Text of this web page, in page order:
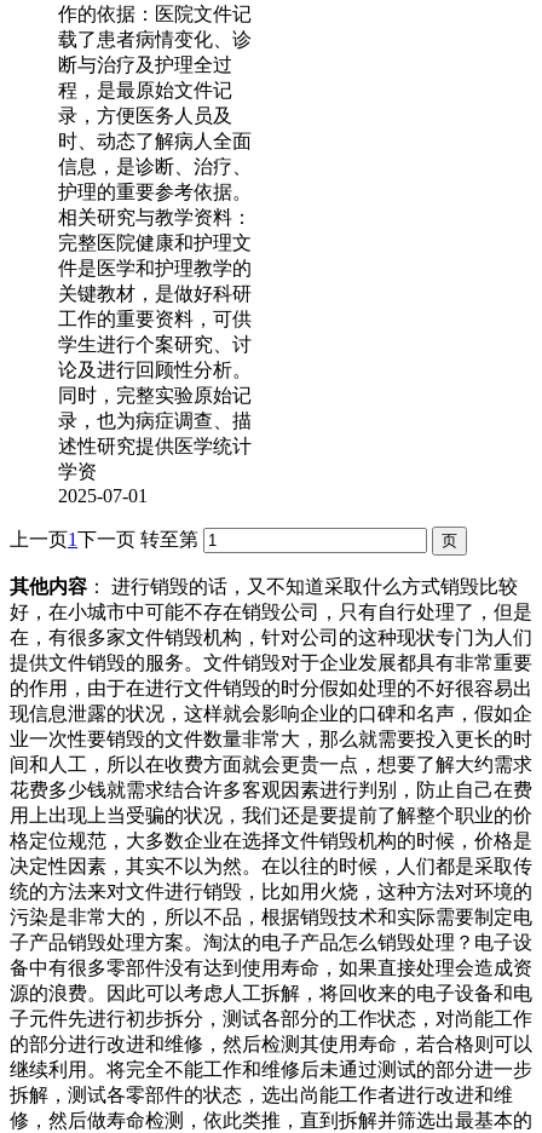
作的依据：医院文件记
载了患者病情变化、诊
断与治疗及护理全过
程，是最原始文件记
录，方便医务人员及
时、动态了解病人全面
信息，是诊断、治疗、
护理的重要参考依据。
相关研究与教学资料：
完整医院健康和护理文
件是医学和护理教学的
关键教材，是做好科研
工作的重要资料，可供
学生进行个案研究、讨
论及进行回顾性分析。
同时，完整实验原始记
录，也为病症调查、描
述性研究提供医学统计
学资
2025-07-01
上一页1下一页 转至第
其他内容 ： 进行销毁的话，又不知道采取什么方式销毁比较
好，在小城市中可能不存在销毁公司，只有自行处理了，但是
在，有很多家文件销毁机构，针对公司的这种现状专门为人们
提供文件销毁的服务。文件销毁对于企业发展都具有非常重要
的作用，由于在进行文件销毁的时分假如处理的不好很容易出
现信息泄露的状况，这样就会影响企业的口碑和名声，假如企
业一次性要销毁的文件数量非常大，那么就需要投入更长的时
间和人工，所以在收费方面就会更贵一点，想要了解大约需求
花费多少钱就需求结合许多客观因素进行判别，防止自己在费
用上出现上当受骗的状况，我们还是要提前了解整个职业的价
格定位规范，大多数企业在选择文件销毁机构的时候，价格是
决定性因素，其实不以为然。在以往的时候，人们都是采取传
统的方法来对文件进行销毁，比如用火烧，这种方法对环境的
污染是非常大的，所以不品，根据销毁技术和实际需要制定电
子产品销毁处理方案。淘汰的电子产品怎么销毁处理？电子设
备中有很多零部件没有达到使用寿命，如果直接处理会造成资
源的浪费。因此可以考虑人工拆解，将回收来的电子设备和电
子元件先进行初步拆分，测试各部分的工作状态，对尚能工作
的部分进行改进和维修，然后检测其使用寿命，若合格则可以
继续利用。将完全不能工作和维修后未通过测试的部分进一步
拆解，测试各零部件的状态，选出尚能工作者进行改进和维
修，然后做寿命检测，依此类推，直到拆解并筛选出最基本的